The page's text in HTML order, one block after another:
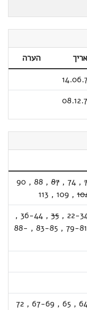
הערה
,
74
,
87
,
88
,
90
,
109
,
113
22-
,
35
,
36-44
,
79-81
,
83-85
,
88-
,
65
,
67-69
,
72